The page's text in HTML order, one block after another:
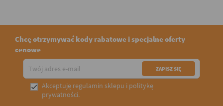
Chcę otrzymywać kody rabatowe i specjalne oferty
cenowe
 Akceptuję regulamin sklepu i politykę
prywatności.